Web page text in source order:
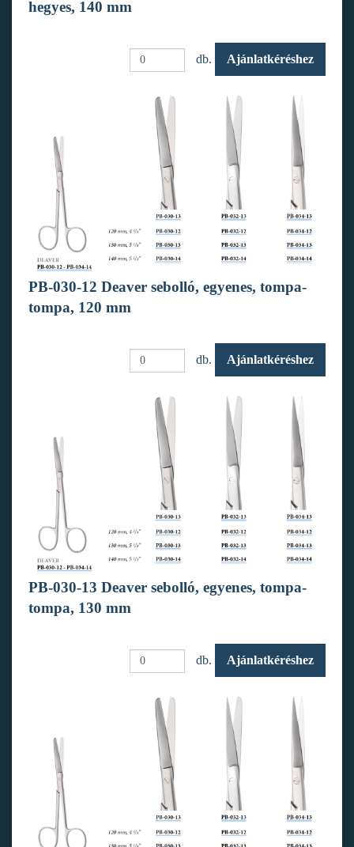
hegyes, 140 mm
db. Ajánlatkéréshez
PB-030-12 Deaver sebolló, egyenes, tompa-
tompa, 120 mm
db. Ajánlatkéréshez
PB-030-13 Deaver sebolló, egyenes, tompa-
tompa, 130 mm
db. Ajánlatkéréshez